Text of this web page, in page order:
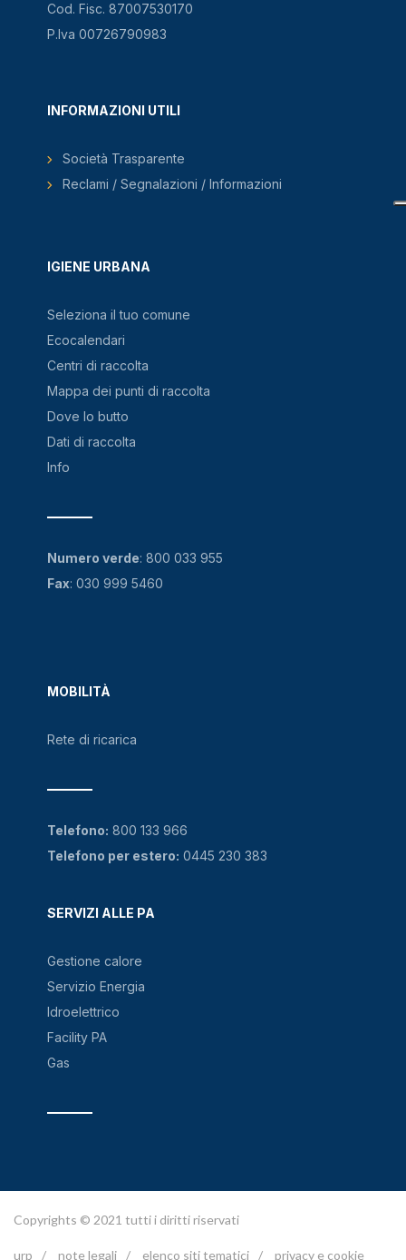
Cod. Fisc. 87007530170
P.Iva 00726790983
IGIENE URBANA
Seleziona il tuo comune
Ecocalendari
Centri di raccolta
Mappa dei punti di raccolta
Dove lo butto
Dati di raccolta
Info
MOBILITÀ
Rete di ricarica
SERVIZI ALLE PA
Gestione calore
Servizio Energia
Idroelettrico
Facility PA
Gas
INFORMAZIONI UTILI
Società Trasparente
Reclami / Segnalazioni / Informazioni
Numero verde: 800 033 955
Fax: 030 999 5460
Telefono: 800 133 966
Telefono per estero: 0445 230 383
Copyrights © 2021 tutti i diritti riservati
urp / note legali / elenco siti tematici / privacy e cookie